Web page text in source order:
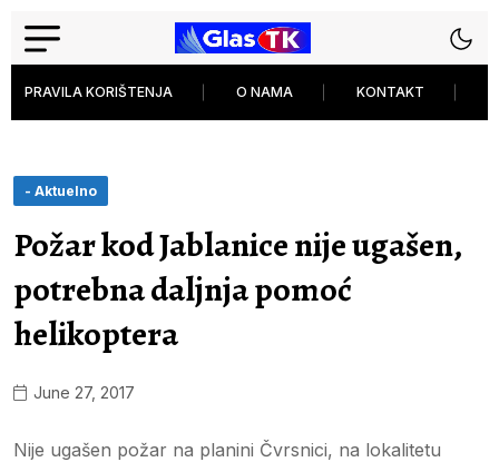
PRAVILA KORIŠTENJA O NAMA KONTAKT
- Aktuelno
Požar kod Jablanice nije ugašen,
potrebna daljnja pomoć
helikoptera
June 27, 2017
Nije ugašen požar na planini Čvrsnici, na lokalitetu